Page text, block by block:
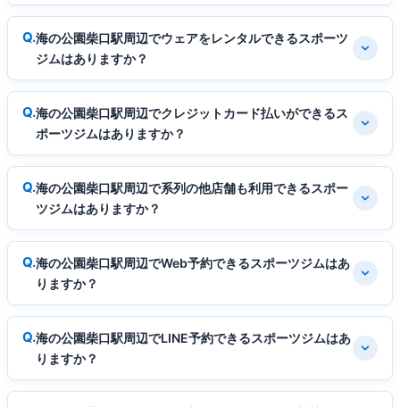
海の公園柴口駅周辺でウェアをレンタルできるスポーツ
ジムはありますか？
海の公園柴口駅周辺でクレジットカード払いができるス
ポーツジムはありますか？
海の公園柴口駅周辺で系列の他店舗も利用できるスポー
ツジムはありますか？
海の公園柴口駅周辺でWeb予約できるスポーツジムはあ
りますか？
海の公園柴口駅周辺でLINE予約できるスポーツジムはあ
りますか？